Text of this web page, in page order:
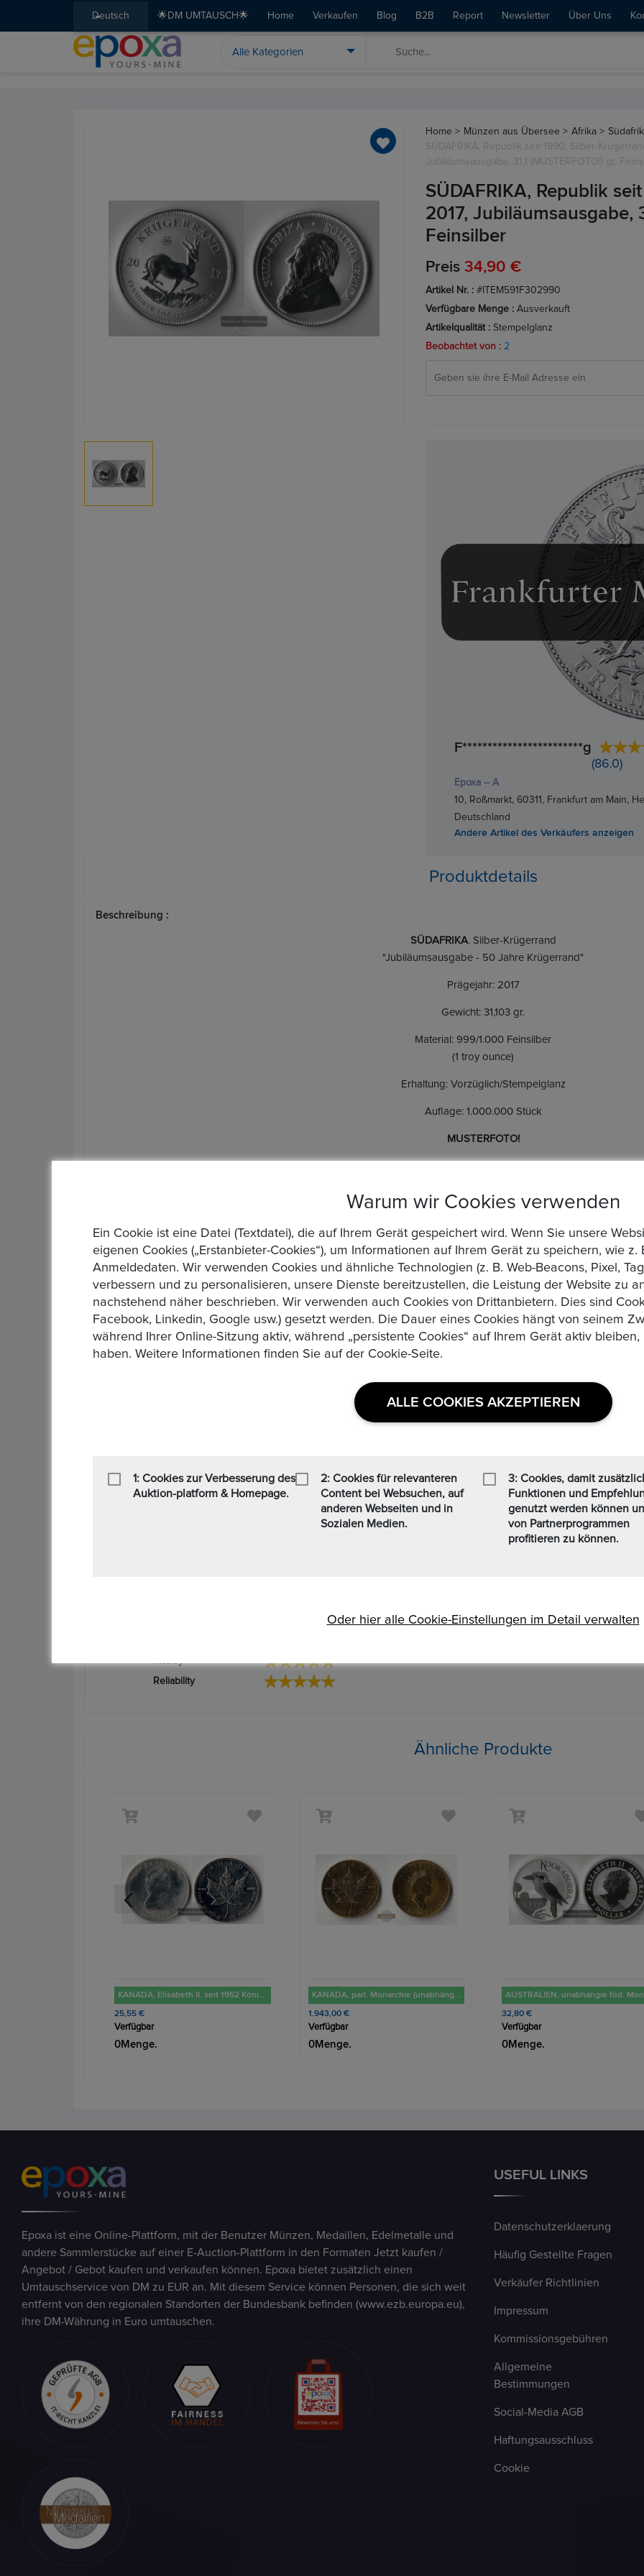
Deutsch 🌟DM UMTAUSCH🌟 Home Verkaufen Blog B2B Report Newsletter Über Uns
Home > Münzen aus Übersee > Afrika >
SÜDAFRIKA, Republik seit 1990. Silber-
Jubiläumsausgabe, 31,1 (MUSTERFOTO!) gr.
SÜDAFRIKA, Republik
2017, Jubiläumsausgabe,
Feinsilber
Preis 34,90 €
Artikel Nr. : #ITEM591F302990
Verfügbare Menge : Ausverkauft
Artikelqualität : Stempelglanz
Beobachtet von : 2
F************************g
(86.0)
Epoxa – A
10, Roßmarkt, 60311, Frankfurt am Main,
Deutschland
Andere Artikel des Verkäufers anzeigen
Produktdetails
Beschreibung :
SÜDAFRIKA. Silber-Krügerrand
"Jubiläumsausgabe - 50 Jahre Krügerrand"
Prägejahr: 2017
Gewicht: 31,103 gr.
Material: 999/1.000 Feinsilber
(1 troy ounce)
Erhaltung: Vorzüglich/Stempelglanz
Auflage: 1.000.000 Stück
MUSTERFOTO!
Art des Verkäufers :Geschäftsverkäufer
Sendung :DHL,UPS
Zahlung : , Banküberweisung , Paypal
AGB/Datenschutz :Versand in Deutschland 9€ Versand in EU-Ausland ...
Bewertungen & Feedback :
Münzen top Qualität. Alles super gelaufen.
Quality
Money
Reliability
Ähnliche Produkte
KANADA, parl. Monarchie (unabhängig seit 1931). 50 Dollar ver. Jahrgänge "Maple Leaf". 1 Unze, 31,1 gr. Feingold
1.943,00 €
Verfügbar
0Menge.
AUSTRALIEN, unabhängie föd. Monarchie seit 1901. 1 Dollar 2022 "Kookaburra". 1 Unze, 31,1g Feinsilber
32,80 €
Verfügbar
0Menge.
33,00 €
Verfügbar
0Menge.
‹
Epoxa ist eine Online-Plattform, mit der Benutzer Münzen, Medaillen, Edelmetalle und
andere Sammlerstücke auf einer E-Auction-Plattform in den Formaten Jetzt kaufen /
Angebot / Gebot kaufen und verkaufen können. Epoxa bietet zusätzlich einen
Umtauschservice von DM zu EUR an. Mit diesem Service können Personen, die sich weit
entfernt von den regionalen Standorten der Bundesbank befinden (www.ezb.europa.eu),
ihre DM-Währung in Euro umtauschen.
USEFUL LINKS
Datenschutzerklaerung
Häufig Gestellte Fragen
Verkäufer Richtlinien
Impressum
Kommissionsgebühren
Allgemeine
Bestimmungen
Social-Media AGB
Haftungsausschluss
Cookie
Warum wir Cookies verwenden
Ein Cookie ist eine Datei (Textdatei), die auf Ihrem Gerät gespeichert wird. Wenn Sie unsere
eigenen Cookies („Erstanbieter-Cookies“), um Informationen auf Ihrem Gerät zu speichern, wie
Anmeldedaten. Wir verwenden Cookies und ähnliche Technologien (z. B. Web-Beacons, Pixel,
verbessern und zu personalisieren, unsere Dienste bereitzustellen, die Leistung der Website zu
nachstehend näher beschrieben. Wir verwenden auch Cookies von Drittanbietern. Dies sind
Facebook, Linkedin, Google usw.) gesetzt werden. Die Dauer eines Cookies hängt von seinem
während Ihrer Online-Sitzung aktiv, während „persistente Cookies“ auf Ihrem Gerät aktiv
haben. Weitere Informationen finden Sie auf der Cookie-Seite.
ALLE COOKIES AKZEPTIEREN
1: Cookies zur Verbesserung des
Auktion-platform & Homepage.
2: Cookies für relevanteren
Content bei Websuchen, auf
anderen Webseiten und in
Sozialen Medien.
3: Cookies, damit
Funktionen und
genutzt werden können
von Partnerprogrammen
profitieren zu können.
Oder hier alle Cookie-Einstellungen im Detail verwalten